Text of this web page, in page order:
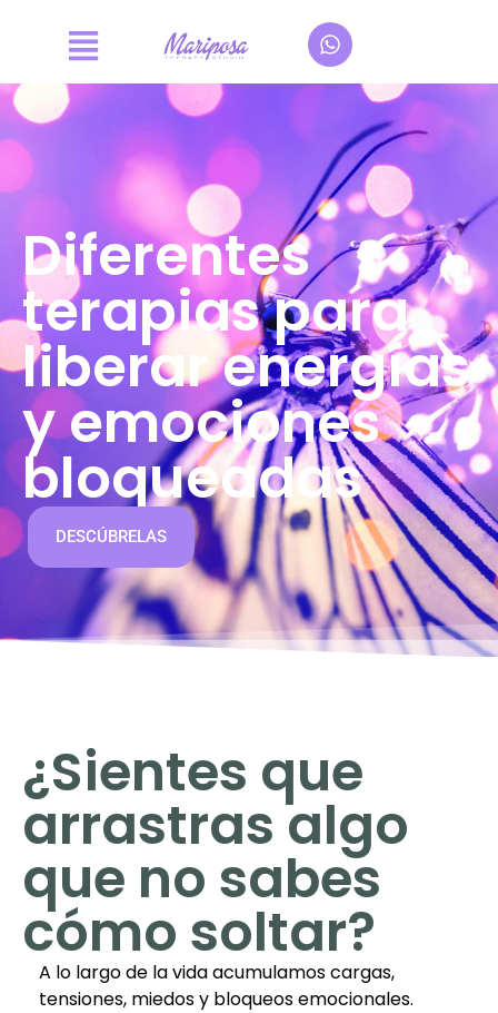
Diferentes
terapias para
liberar energías
y emociones
bloqueadas
DESCÚBRELAS
¿Sientes que
arrastras algo
que no sabes
cómo soltar?
A lo largo de la vida acumulamos cargas,
tensiones, miedos y bloqueos emocionales.